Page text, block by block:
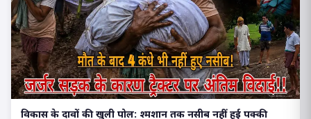
विकास के दावों की खुली पोल: श्मशान तक नसीब नहीं हुई पक्की